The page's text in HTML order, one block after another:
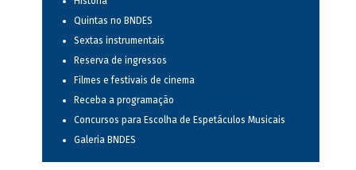
Quintas no BNDES
Sextas instrumentais
Reserva de ingressos
Filmes e festivais de cinema
Receba a programação
Concursos para Escolha de Espetáculos Musicais
Galeria BNDES